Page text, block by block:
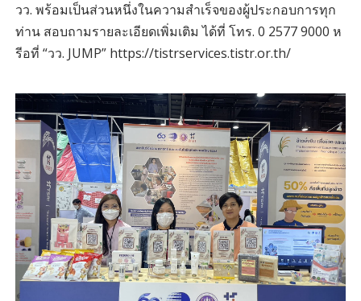
วว. พร้อมเป็นส่วนหนึ่งในความสำเร็จของผู้ประกอบการทุก
ท่าน สอบถามรายละเอียดเพิ่มเติม ได้ที่ โทร. 0 2577 9000 ห
รีอที่ “วว. JUMP” https://tistrservices.tistr.or.th/